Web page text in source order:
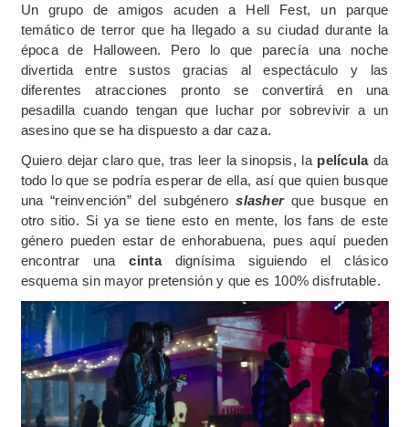
Un grupo de amigos acuden a Hell Fest, un parque
temático de terror que ha llegado a su ciudad durante la
época de Halloween. Pero lo que parecía una noche
divertida entre sustos gracias al espectáculo y las
diferentes atracciones pronto se convertirá en una
pesadilla cuando tengan que luchar por sobrevivir a un
asesino que se ha dispuesto a dar caza.
Quiero dejar claro que, tras leer la sinopsis, la películada
todo lo que se podría esperar de ella, así que quien busque
una “reinvención” del subgéneroslasher que busque en
otro sitio. Si ya se tiene esto en mente, los fans de este
género pueden estar de enhorabuena, pues aquí pueden
encontrar unacintadignísima siguiendo el clásico
esquema sin mayor pretensión y que es 100% disfrutable.